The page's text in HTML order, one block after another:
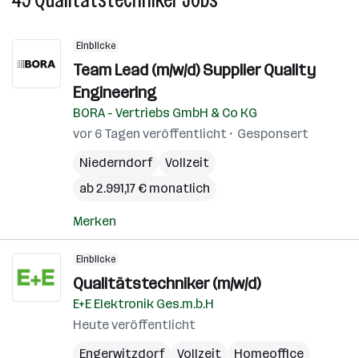
Einblicke
Team Lead (m/w/d) Supplier Quality
Engineering
BORA - Vertriebs GmbH & Co KG
vor 6 Tagen veröffentlicht
Gesponsert
Niederndorf
Vollzeit
ab 2.991,17 € monatlich
Merken
Einblicke
Qualitätstechniker (m/w/d)
E+E Elektronik Ges.m.b.H
Heute veröffentlicht
Engerwitzdorf
Vollzeit
Homeoffice